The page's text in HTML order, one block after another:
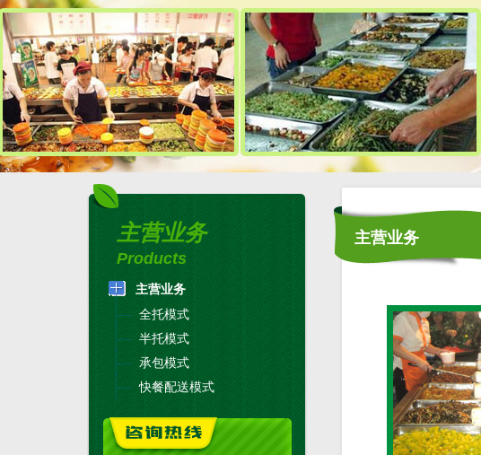
主营业务
Products
主营业务
全托模式
半托模式
承包模式
快餐配送模式
主营业务